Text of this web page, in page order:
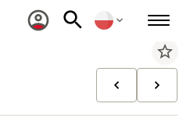
star_border